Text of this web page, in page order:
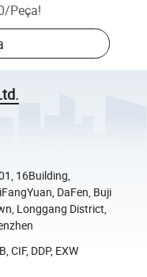
/Peça!
16Building,
DaFen, Buji
Longgang District,
CIF, DDP, EXW